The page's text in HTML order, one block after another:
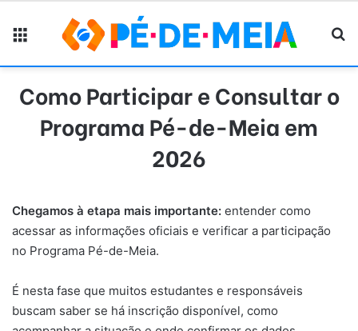
Como Participar e Consultar o
Programa Pé-de-Meia em
2026
Chegamos à etapa mais importante: entender como
acessar as informações oficiais e verificar a participação
no Programa Pé-de-Meia.
É nesta fase que muitos estudantes e responsáveis
buscam saber se há inscrição disponível, como